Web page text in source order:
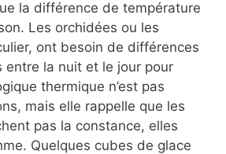
la différence de température
Les orchidées ou les
ont besoin de différences
entre la nuit et le jour pour
thermique n’est pas
mais elle rappelle que les
pas la constance, elles
Quelques cubes de glace